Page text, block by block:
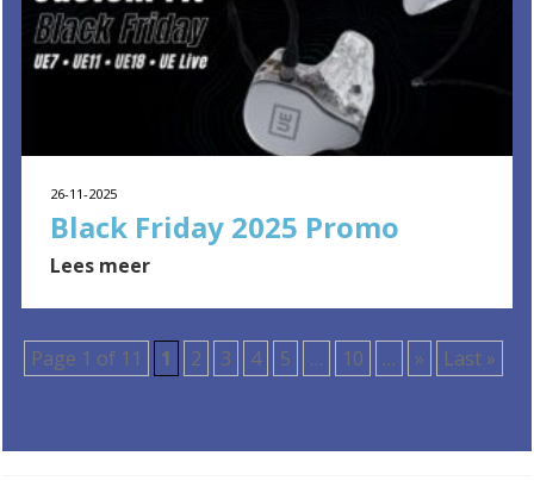
26-11-2025
Black Friday 2025 Promo
Lees meer
Page 1 of 11 1 2 3 4 5 … 10 … » Last »